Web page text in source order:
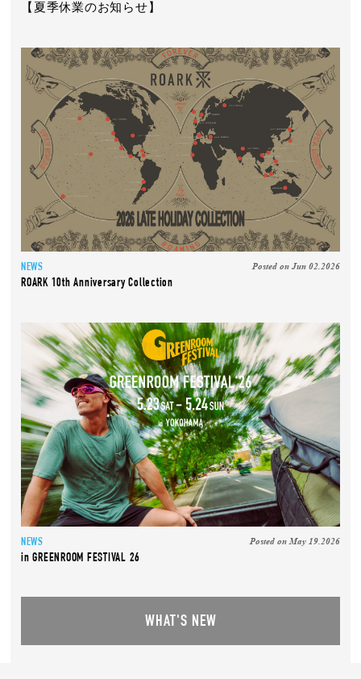
【夏季休業のお知らせ】
NEWS
ROARK 10th Anniversary Collection
Posted on Jun 02.2026
NEWS
in GREENROOM FESTIVAL 26
Posted on May 19.2026
WHAT'S NEW